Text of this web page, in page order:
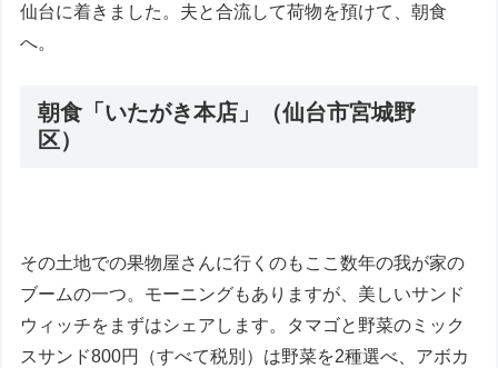
仙台に着きました。夫と合流して荷物を預けて、朝食
へ。
朝食「いたがき本店」（仙台市宮城野
区）
その土地での果物屋さんに行くのもここ数年の我が家の
ブームの一つ。モーニングもありますが、美しいサンド
ウィッチをまずはシェアします。タマゴと野菜のミック
スサンド800円（すべて税別）は野菜を2種選べ、アボカ